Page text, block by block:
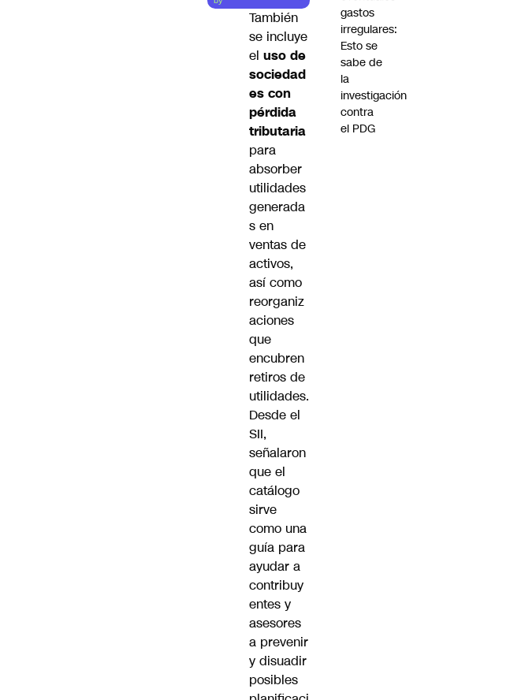
También
se incluye
el uso de
sociedad
es con
pérdida
tributaria
para
absorber
utilidades
generada
s en
ventas de
activos,
así como
reorganiz
aciones
que
encubren
retiros de
utilidades.
Desde el
SII,
señalaron
que el
catálogo
sirve
como una
guía para
ayudar a
contribuy
entes y
asesores
a prevenir
y disuadir
posibles
gastos
irregulares:
Esto se
sabe de
la
investigación
contra
el PDG